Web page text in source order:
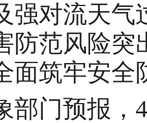
强对流天气
防范风险突
面筑牢安全
门预报，4